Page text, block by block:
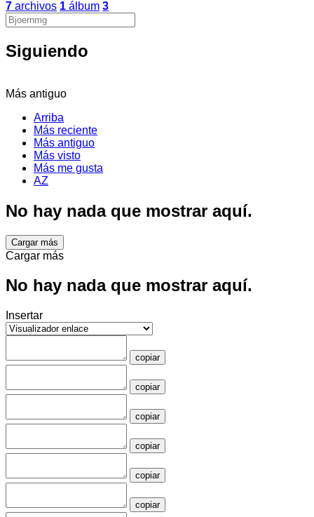
7 archivos 1 álbum 3
Siguiendo
Más antiguo
Arriba
Más reciente
Más antiguo
Más visto
Más me gusta
AZ
No hay nada que mostrar aquí.
Cargar más
Cargar más
No hay nada que mostrar aquí.
Insertar
copiar
copiar
copiar
copiar
copiar
copiar